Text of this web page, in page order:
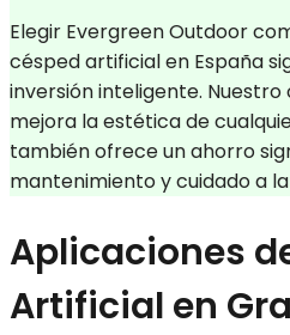
Elegir Evergreen Outdoor
césped artificial en España
inversión inteligente.
mejora la estética de
también ofrece un ahorro
mantenimiento y cuidado a
Aplicaciones
Artificial en